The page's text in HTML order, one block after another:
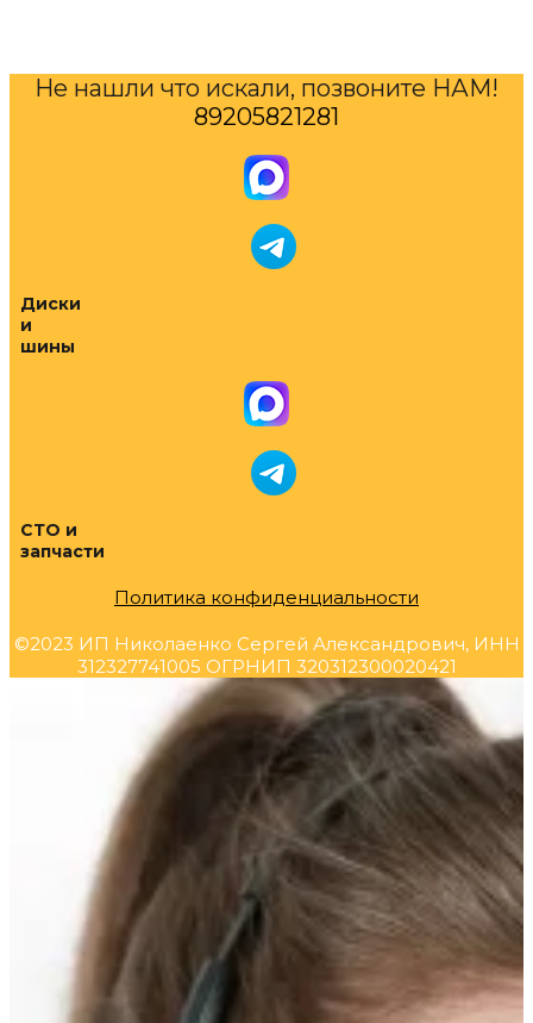
Не нашли что искали, позвоните НАМ!
89205821281
Диски
и
шины
СТО и
запчасти
Политика конфиденциальности
©2023 ИП Николаенко Сергей Александрович, ИНН
312327741005 ОГРНИП 320312300020421